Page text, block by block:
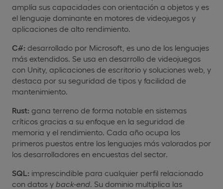
amplía sus capacidades con orientación a objetos y es
el lenguaje dominante en motores de videojuegos y
aplicaciones de alto rendimiento.
C#: desarrollado por Microsoft, es uno de los lenguajes
más extendidos. Se usa en desarrollo de videojuegos
con Unity, aplicaciones de escritorio y soluciones web, y
destaca por su seguridad de tipos y facilidad de
mantenimiento.
Rust: gana terreno de forma notable en sistemas
críticos gracias a su enfoque en la seguridad de
memoria y el rendimiento. Cada año ocupa los
primeros puestos entre los lenguajes más valorados por
los desarrolladores en encuestas del sector.
SQL: imprescindible para cualquier perfil relacionado
con datos y back-end . Su dominio multiplica las